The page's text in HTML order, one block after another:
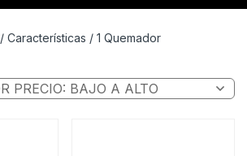
/ Características / 1 Quemador